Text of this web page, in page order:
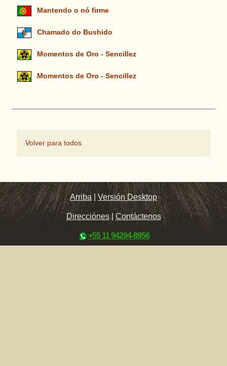
Mantendo o nó firme
Chamado do Bushido
Momentos de Oro - Sencillez
Momentos de Oro - Sencillez
Volver para todos
Arriba |Versión Desktop
Direcciónes| Contáctenos
+55 11 94294-8956